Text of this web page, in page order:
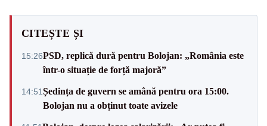
CITEȘTE ȘI
15:26PSD, replică dură pentru Bolojan: „România este
într-o situație de forță majoră”
14:51Ședința de guvern se amână pentru ora 15:00.
Bolojan nu a obținut toate avizele